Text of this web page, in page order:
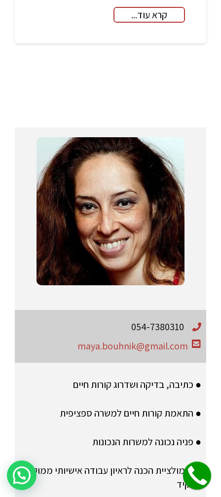
קרא עוד...
054-7380310
maya.bouhnik@gmail.com
● כתיבה, בדיקה ושדרוג קורות חיים
● התאמת קורות חיים למשרה ספציפית
● פניה נכונה למשרות הנכונות
● סימולציית הכנה לראיון עבודה אישיותי ממוקדת
תפקיד
שלחו הודעה לקבלת פרטים על היעוץ!